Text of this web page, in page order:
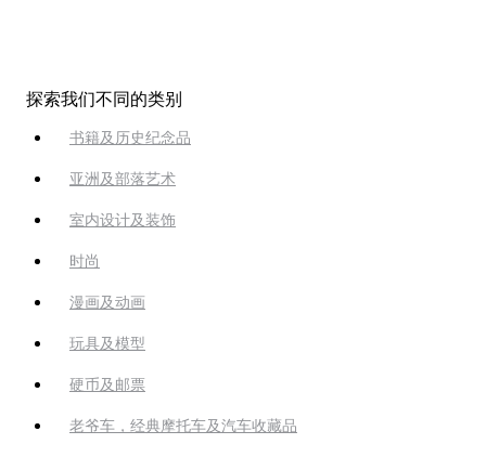
探索我们不同的类别
书籍及历史纪念品
亚洲及部落艺术
室内设计及装饰
时尚
漫画及动画
玩具及模型
硬币及邮票
老爷车，经典摩托车及汽车收藏品